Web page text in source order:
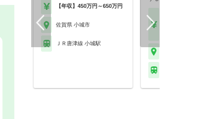
【年収】450万円～650万円
佐賀県 小城市
ＪＲ唐津線 小城駅